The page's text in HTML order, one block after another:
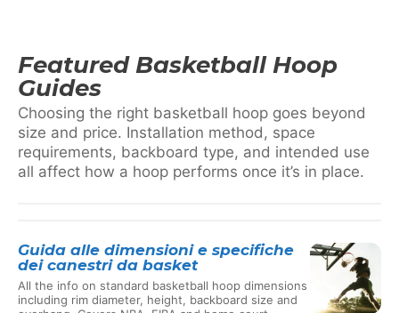
Featured Basketball Hoop
Guides
Choosing the right basketball hoop goes beyond
size and price. Installation method, space
requirements, backboard type, and intended use
all affect how a hoop performs once it’s in place.
Guida alle dimensioni e specifiche
dei canestri da basket
All the info on standard basketball hoop dimensions
including rim diameter, height, backboard size and